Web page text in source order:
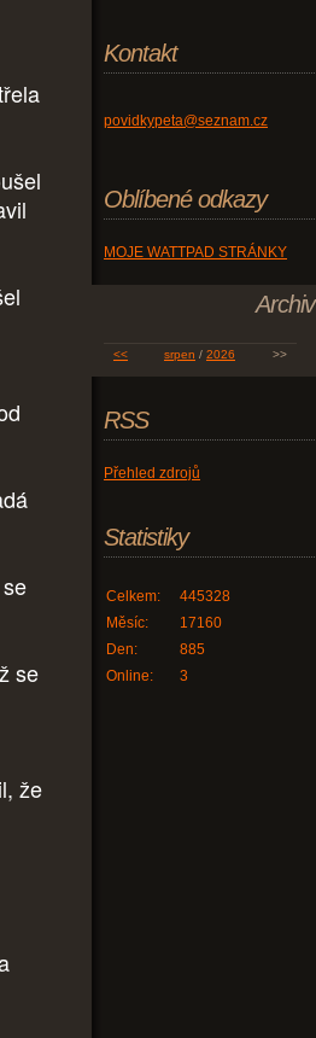
se
že
Kontakt
povidkypeta@seznam.cz
Oblíbené odkazy
MOJE WATTPAD STRÁNKY
Archiv
<< srpen / 2026 >>
RSS
Přehled zdrojů
Statistiky
Online: 3
Celkem:
445328
Měsíc:
17160
Den:
885